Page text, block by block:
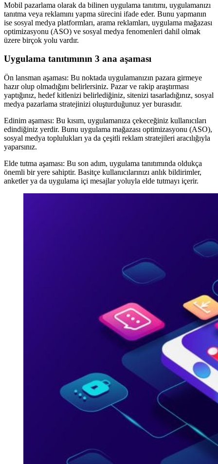
Mobil pazarlama olarak da bilinen uygulama tanıtımı, uygulamanızı
tanıtma veya reklamını yapma sürecini ifade eder. Bunu yapmanın
ise sosyal medya platformları, arama reklamları, uygulama mağazası
optimizasyonu (ASO) ve sosyal medya fenomenleri dahil olmak
üzere birçok yolu vardır.
Uygulama tanıtımının 3 ana aşaması
Ön lansman aşaması: Bu noktada uygulamanızın pazara girmeye
hazır olup olmadığını belirlersiniz. Pazar ve rakip araştırması
yaptığınız, hedef kitlenizi belirlediğiniz, sitenizi tasarladığınız, sosyal
medya pazarlama stratejinizi oluşturduğunuz yer burasıdır.
Edinim aşaması: Bu kısım, uygulamanıza çekeceğiniz kullanıcıları
edindiğiniz yerdir. Bunu uygulama mağazası optimizasyonu (ASO),
sosyal medya toplulukları ya da çeşitli reklam stratejileri aracılığıyla
yaparsınız.
Elde tutma aşaması: Bu son adım, uygulama tanıtımında oldukça
önemli bir yere sahiptir. Basitçe kullanıcılarınızı anlık bildirimler,
anketler ya da uygulama içi mesajlar yoluyla elde tutmayı içerir.